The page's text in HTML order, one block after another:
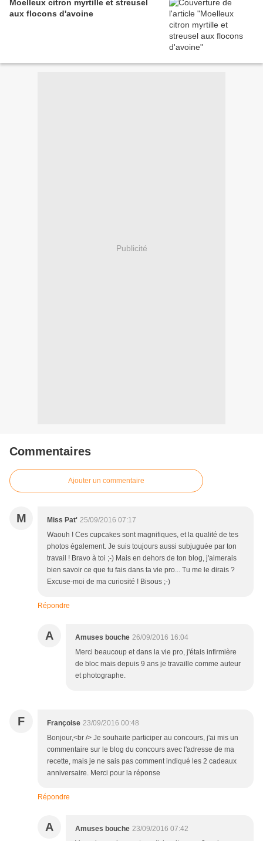
Moelleux citron myrtille et streusel
aux flocons d'avoine
Publicité
Commentaires
Ajouter un commentaire
M Miss Pat' 25/09/2016 07:17
Waouh ! Ces cupcakes sont magnifiques, et la qualité de tes
photos également. Je suis toujours aussi subjuguée par ton
travail ! Bravo à toi ;-) Mais en dehors de ton blog, j'aimerais
bien savoir ce que tu fais dans ta vie pro... Tu me le dirais ?
Excuse-moi de ma curiosité ! Bisous ;-)
Répondre
A Amuses bouche 26/09/2016 16:04
Merci beaucoup et dans la vie pro, j'étais infirmière
de bloc mais depuis 9 ans je travaille comme auteur
et photographe.
F Françoise 23/09/2016 00:48
Bonjour,<br /> Je souhaite participer au concours, j'ai mis un
commentaire sur le blog du concours avec l'adresse de ma
recette, mais je ne sais pas comment indiqué les 2 cadeaux
anniversaire. Merci pour la réponse
Répondre
A Amuses bouche 23/09/2016 07:42